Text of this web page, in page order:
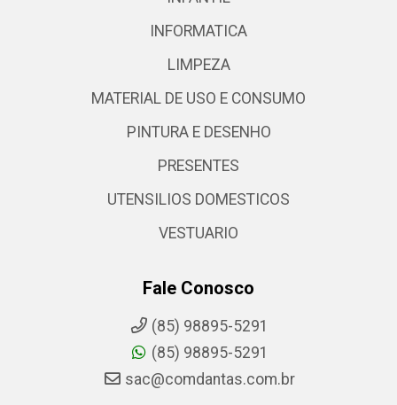
INFORMATICA
LIMPEZA
MATERIAL DE USO E CONSUMO
PINTURA E DESENHO
PRESENTES
UTENSILIOS DOMESTICOS
VESTUARIO
Fale Conosco
(85) 98895-5291
(85) 98895-5291
sac@comdantas.com.br